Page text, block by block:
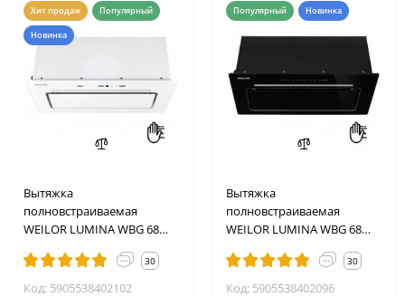
Хит продаж Популярный
Новинка
Вытяжка
полновстраиваемая
WEILOR LUMINA WBG 68
30
Код: 5905538402102
Популярный Новинка
Вытяжка
полновстраиваемая
WEILOR LUMINA WBG 68
30
Код: 5905538402096